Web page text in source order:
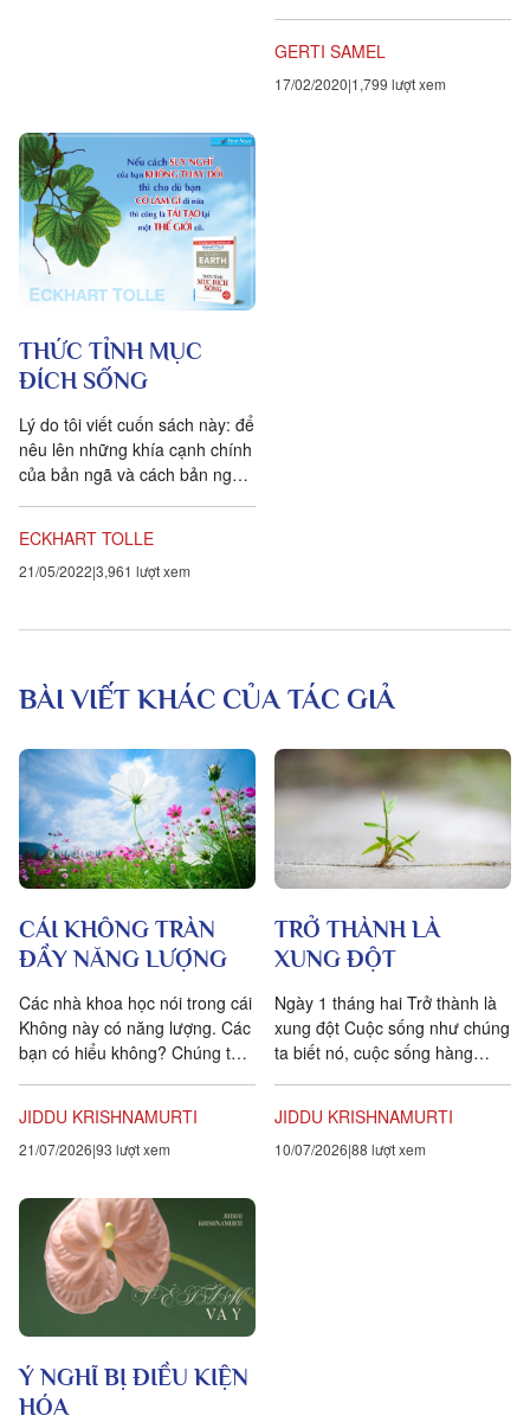
cái gì mới mẻ sẽ xảy ra.
thuốc men sẽ không mang đến
sức khỏe cho bạn”. Đây là lý do
GERTI SAMEL
17/02/2020 1,799 lượt xem
THỨC TỈNH MỤC
ĐÍCH SỐNG
Lý do tôi viết cuốn sách này: để
nêu lên những khía cạnh chính
của bản ngã và cách bản ngã
này có ý nghĩa quan trọng, vì
hai lý do chính. Trước hết, nếu
những cơ cấu hoạt động của
mà liên tục tự đồng nhất mình
để cho bản ngã chế ngự lấy
bạn, mạo danh là bạn. Thứ hai,
tự thân việc nhận diện bản ngã
ở trong bạn chính là một trong
những phương cách giúp cho
sự tỉnh thức ở trong bạn được
ECKHART TOLLE
21/05/2022 3,961 lượt xem
BÀI VIẾT KHÁC CỦA TÁC GIẢ
CÁI KHÔNG TRÀN
ĐẦY NĂNG LƯỢNG
Các nhà khoa học nói trong cái
Không này có năng lượng. Các
bạn có hiểu không? Chúng ta
JIDDU KRISHNAMURTI
21/07/2026 93 lượt xem
TRỞ THÀNH LÀ
XUNG ĐỘT
Ngày 1 tháng hai Trở thành là
xung đột Cuộc sống như chúng
ta biết nó, cuộc sống hàng
JIDDU KRISHNAMURTI
10/07/2026 88 lượt xem
Ý NGHĨ BỊ ĐIỀU KIỆN
HÓA